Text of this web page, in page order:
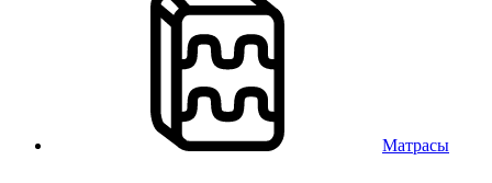
Матрасы